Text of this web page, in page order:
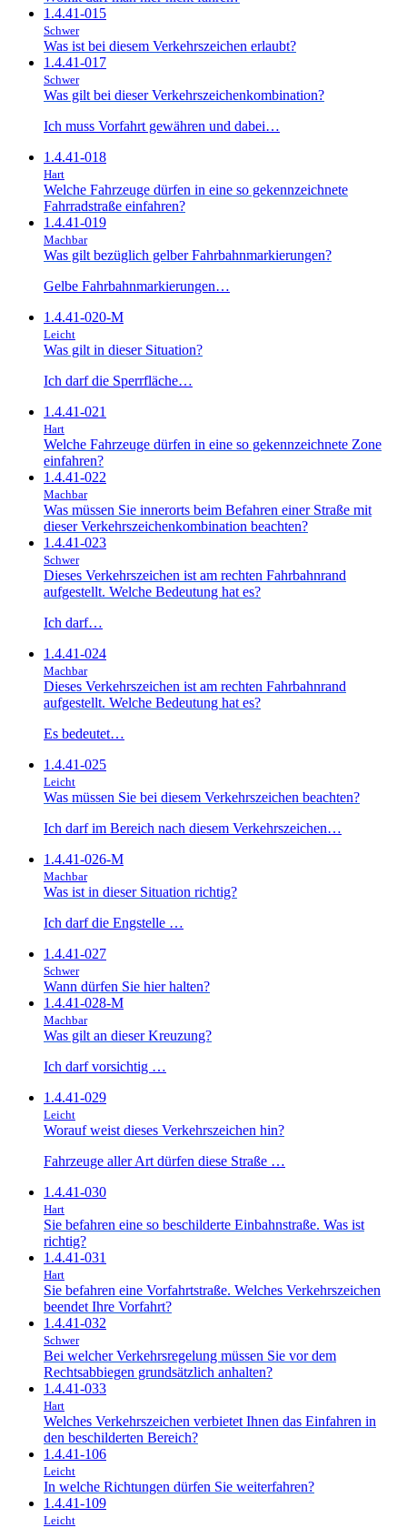
1.4.41-015
Schwer
Was ist bei diesem Verkehrszeichen erlaubt?
1.4.41-017
Schwer
Was gilt bei dieser Verkehrszeichenkombination?
Ich muss Vorfahrt gewähren und dabei…
1.4.41-018
Hart
Welche Fahrzeuge dürfen in eine so gekennzeichnete
Fahrradstraße einfahren?
1.4.41-019
Machbar
Was gilt bezüglich gelber Fahrbahnmarkierungen?
Gelbe Fahrbahnmarkierungen…
1.4.41-020-M
Leicht
Was gilt in dieser Situation?
Ich darf die Sperrfläche…
1.4.41-021
Hart
Welche Fahrzeuge dürfen in eine so gekennzeichnete Zone
einfahren?
1.4.41-022
Machbar
Was müssen Sie innerorts beim Befahren einer Straße mit
dieser Verkehrszeichenkombination beachten?
1.4.41-023
Schwer
Dieses Verkehrszeichen ist am rechten Fahrbahnrand
aufgestellt. Welche Bedeutung hat es?
Ich darf…
1.4.41-024
Machbar
Dieses Verkehrszeichen ist am rechten Fahrbahnrand
aufgestellt. Welche Bedeutung hat es?
Es bedeutet…
1.4.41-025
Leicht
Was müssen Sie bei diesem Verkehrszeichen beachten?
Ich darf im Bereich nach diesem Verkehrszeichen…
1.4.41-026-M
Machbar
Was ist in dieser Situation richtig?
Ich darf die Engstelle …
1.4.41-027
Schwer
Wann dürfen Sie hier halten?
1.4.41-028-M
Machbar
Was gilt an dieser Kreuzung?
Ich darf vorsichtig …
1.4.41-029
Leicht
Worauf weist dieses Verkehrszeichen hin?
Fahrzeuge aller Art dürfen diese Straße …
1.4.41-030
Hart
Sie befahren eine so beschilderte Einbahnstraße. Was ist
richtig?
1.4.41-031
Hart
Sie befahren eine Vorfahrtstraße. Welches Verkehrszeichen
beendet Ihre Vorfahrt?
1.4.41-032
Schwer
Bei welcher Verkehrsregelung müssen Sie vor dem
Rechtsabbiegen grundsätzlich anhalten?
1.4.41-033
Hart
Welches Verkehrszeichen verbietet Ihnen das Einfahren in
den beschilderten Bereich?
1.4.41-106
Leicht
In welche Richtungen dürfen Sie weiterfahren?
1.4.41-109
Leicht